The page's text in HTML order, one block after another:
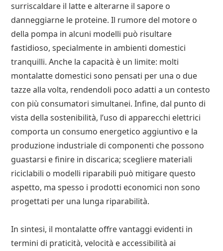
surriscaldare il latte e alterarne il sapore o
danneggiarne le proteine. Il rumore del motore o
della pompa in alcuni modelli può risultare
fastidioso, specialmente in ambienti domestici
tranquilli. Anche la capacità è un limite: molti
montalatte domestici sono pensati per una o due
tazze alla volta, rendendoli poco adatti a un contesto
con più consumatori simultanei. Infine, dal punto di
vista della sostenibilità, l’uso di apparecchi elettrici
comporta un consumo energetico aggiuntivo e la
produzione industriale di componenti che possono
guastarsi e finire in discarica; scegliere materiali
riciclabili o modelli riparabili può mitigare questo
aspetto, ma spesso i prodotti economici non sono
progettati per una lunga riparabilità.
In sintesi, il montalatte offre vantaggi evidenti in
termini di praticità, velocità e accessibilità ai